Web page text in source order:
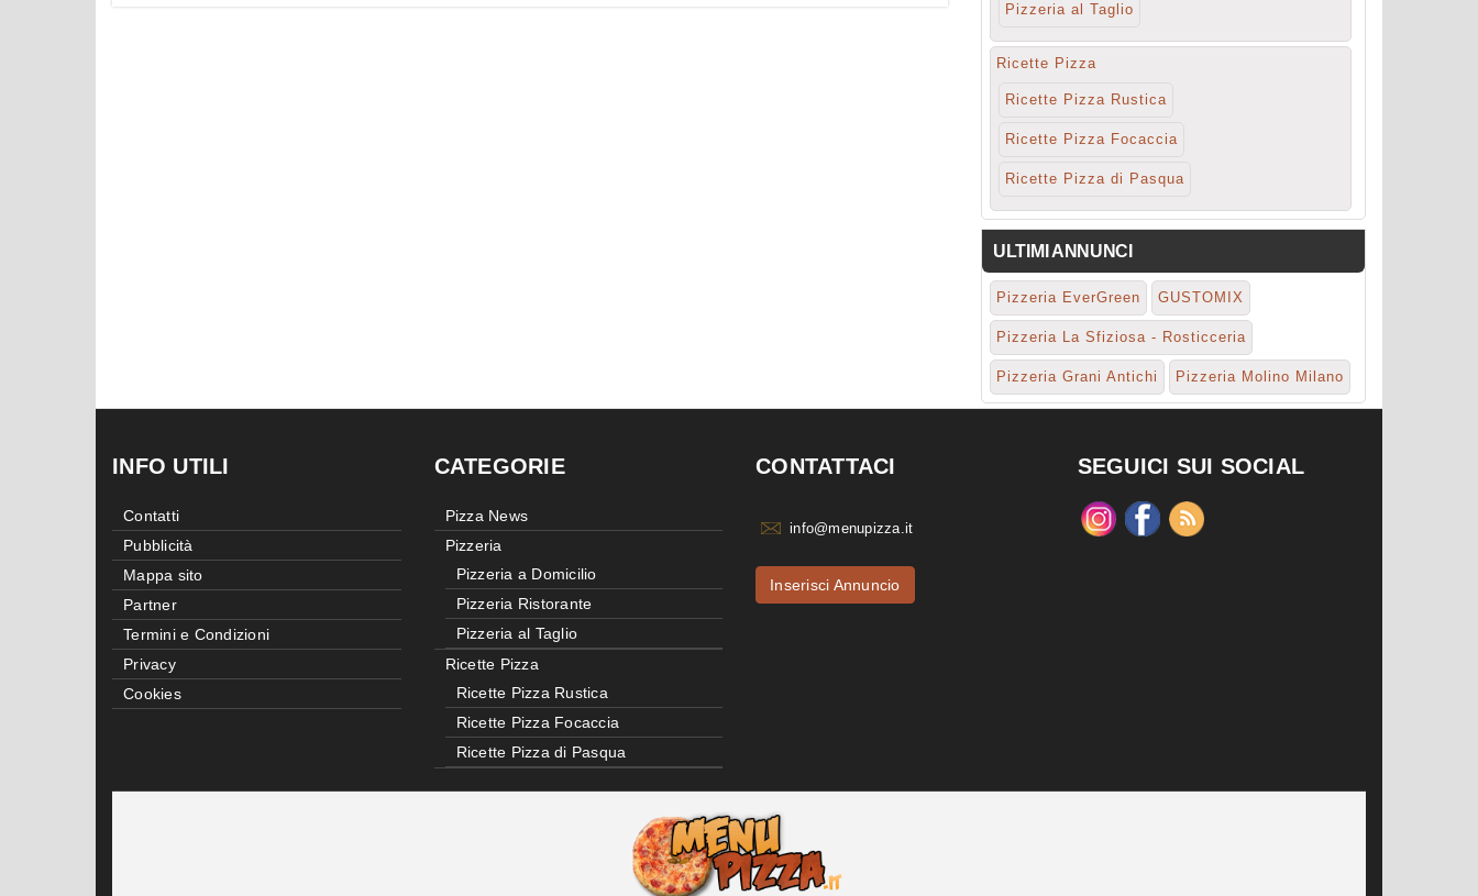
Pizzeria al Taglio
Ricette Pizza
Ricette Pizza Rustica
Ricette Pizza Focaccia
Ricette Pizza di Pasqua
ULTIMI ANNUNCI
Pizzeria EverGreen GUSTOMIX
Pizzeria La Sfiziosa - Rosticceria
Pizzeria Grani Antichi Pizzeria Molino Milano
INFO UTILI
Contatti
Pubblicità
Mappa sito
Partner
Termini e Condizioni
Privacy
Cookies
CATEGORIE
Pizza News
Pizzeria
Pizzeria a Domicilio
Pizzeria Ristorante
Pizzeria al Taglio
Ricette Pizza
Ricette Pizza Rustica
Ricette Pizza Focaccia
Ricette Pizza di Pasqua
CONTATTACI
info@menupizza.it
Inserisci Annuncio
SEGUICI SUI SOCIAL